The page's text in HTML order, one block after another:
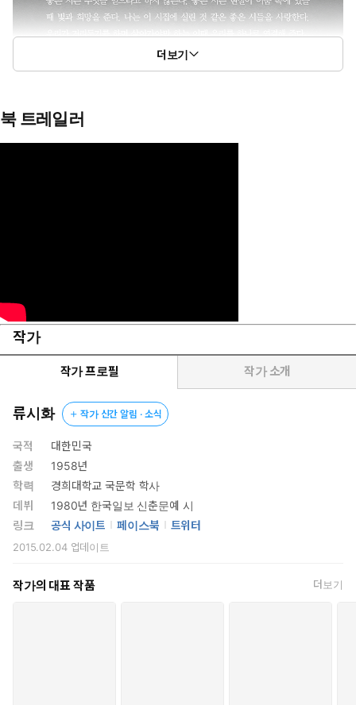
더보기
북 트레일러
작가
작가 프로필 작가 소개
류시화 작가 신간 알림 · 소식
국적
대한민국
출생
1958년
학력
경희대학교 국문학 학사
데뷔
1980년 한국일보 신춘문예 시
링크
공식 사이트 페이스북 트위터
2015.02.04업데이트
작가의 대표 작품 더보기